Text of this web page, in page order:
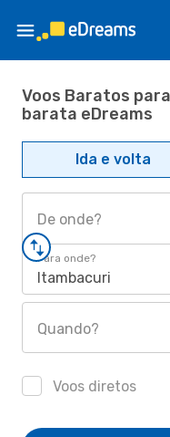
Voos Baratos
barata eDreams
Ida e volta
De onde?
Para onde?
Itambacuri
Quando?
Voos diretos